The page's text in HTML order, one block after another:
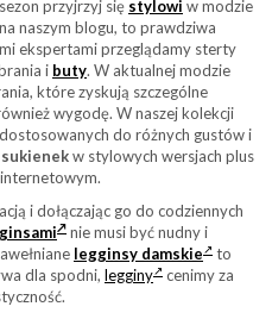
przyjrzyj się stylowi w modzie
naszym blogu, to prawdziwa
ekspertami przeglądamy sterty
i buty. W aktualnej modzie
które zyskują szczególne
wygodę. W naszej kolekcji
do różnych gustów i
sukienekw stylowych wersjach plus
i dołączając go do codziennych
nie musi być nudny i
legginsy damskie
to
dla spodni, legginy
cenimy za